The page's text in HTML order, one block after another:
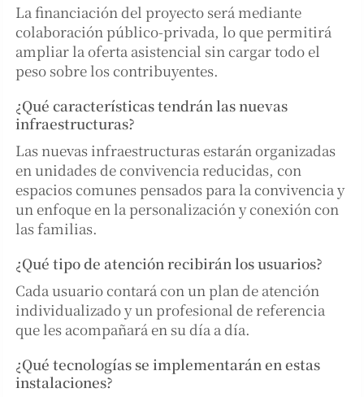
La financiación del proyecto será mediante
colaboración público-privada, lo que permitirá
ampliar la oferta asistencial sin cargar todo el
peso sobre los contribuyentes.
¿Qué características tendrán las nuevas
infraestructuras?
Las nuevas infraestructuras estarán organizadas
en unidades de convivencia reducidas, con
espacios comunes pensados para la convivencia y
un enfoque en la personalización y conexión con
las familias.
¿Qué tipo de atención recibirán los usuarios?
Cada usuario contará con un plan de atención
individualizado y un profesional de referencia
que les acompañará en su día a día.
¿Qué tecnologías se implementarán en estas
instalaciones?